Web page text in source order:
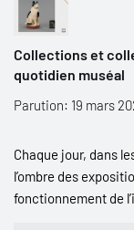
Collections et
quotidien muséal
Parution: 19 mars
Chaque jour, dans
l’ombre des
fonctionnement de